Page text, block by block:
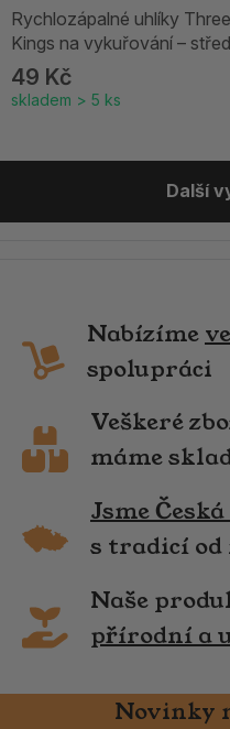
Rychlozápalné uhlíky Three
Kings na vykuřování –
49 Kč
skladem > 5 ks
Další
Nabízíme
spolupráci
Veškeré
máme
Jsme
s tradicí od
Naše
přírodní a
Novinky